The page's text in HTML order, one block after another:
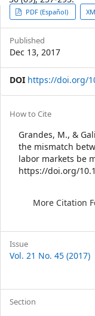
Article
Sidebar
PDF (Español)
Published
Dec 13, 2017
DOI https://doi.org/
Article
Details
How to Cite
Grandes, M., &
the mismatch
labor markets be
https://doi.org/
More Citation
Issue
Vol. 21 No. 45 (2017)
Section